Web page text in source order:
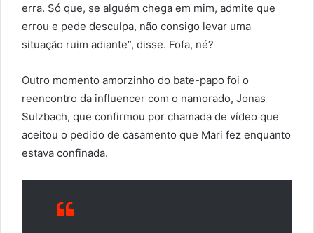
erra. Só que, se alguém chega em mim, admite que
errou e pede desculpa, não consigo levar uma
situação ruim adiante”, disse. Fofa, né?
Outro momento amorzinho do bate-papo foi o
reencontro da influencer com o namorado, Jonas
Sulzbach, que confirmou por chamada de vídeo que
aceitou o pedido de casamento que Mari fez enquanto
estava confinada.